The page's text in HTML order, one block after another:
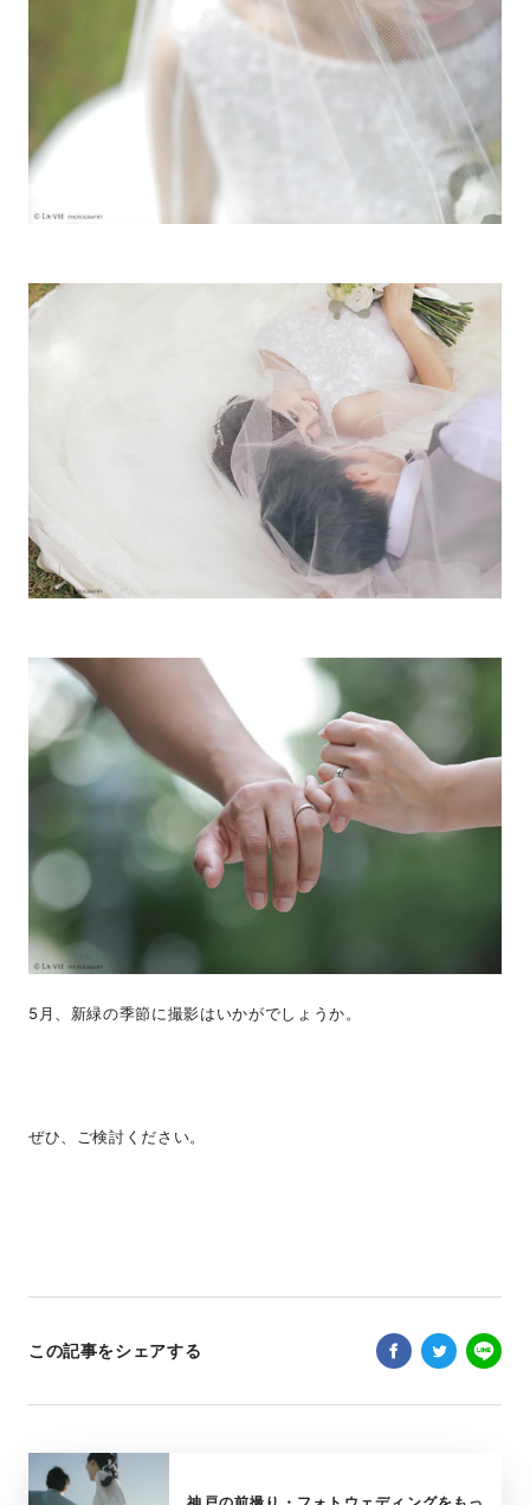
5月、新緑の季節に撮影はいかがでしょうか。
ぜひ、ご検討ください。
この記事をシェアする